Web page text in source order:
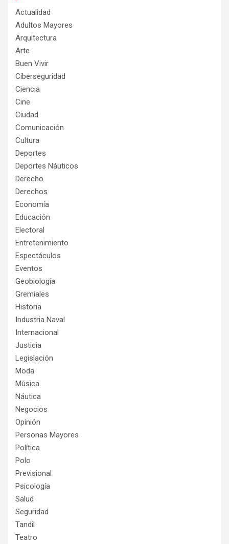
Actualidad
Adultos Mayores
Arquitectura
Arte
Buen Vivir
Ciberseguridad
Ciencia
Cine
Ciudad
Comunicación
Cultura
Deportes
Deportes Náuticos
Derecho
Derechos
Economía
Educación
Electoral
Entretenimiento
Espectáculos
Eventos
Geobiología
Gremiales
Historia
Industria Naval
Internacional
Justicia
Legislación
Moda
Música
Náutica
Negocios
Opinión
Personas Mayores
Política
Polo
Previsional
Psicología
Salud
Seguridad
Tandil
Teatro